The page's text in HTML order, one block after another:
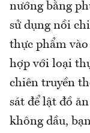
nướng bằng
sử dụng nồi
thực phẩm
hợp với loại
chiên truyền
sát để lật đồ
không dầu,